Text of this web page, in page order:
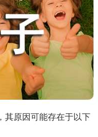
原因可能存在于以下